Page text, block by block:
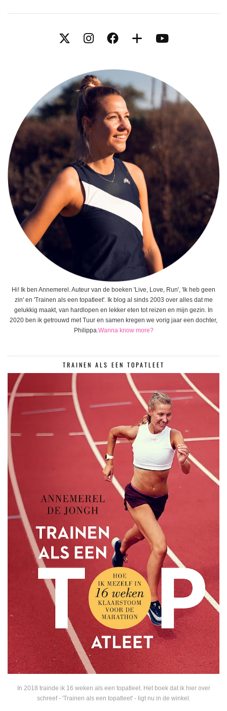
Hi! Ik ben Annemerel. Auteur van de boeken 'Live, Love, Run', 'Ik heb geen
zin' en 'Trainen als een topatleet'. Ik blog al sinds 2003 over alles dat me
gelukkig maakt, van hardlopen en lekker eten tot reizen en mijn gezin. In
2020 ben ik getrouwd met Tuur en samen kregen we vorig jaar een dochter,
Philippa.Wanna know more?
TRAINEN ALS EEN TOPATLEET
In 2018 trainde ik 16 weken als een topatleet. Het boek dat ik hier over
schreef - 'Trainen als een topatleet' - ligt nu in de winkel.